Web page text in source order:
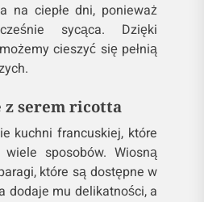
na ciepłe dni, ponieważ
sycąca. Dzięki
cieszyć się pełnią
z serem ricotta
kuchni francuskiej, które
sposobów. Wiosną
które są dostępne w
dodaje mu delikatności, a